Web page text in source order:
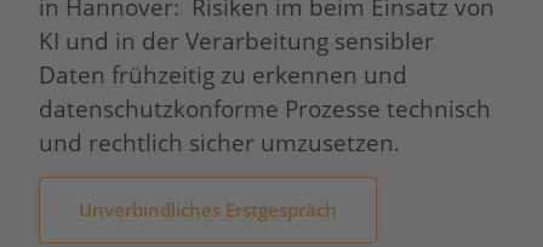
KI und in der Verarbeitung sensibler
Daten frühzeitig zu erkennen und
datenschutzkonforme Prozesse technisch
und rechtlich sicher umzusetzen.
Unverbindliches Erstgespräch